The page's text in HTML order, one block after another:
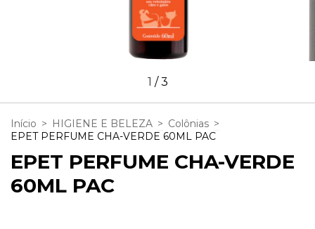
1 /3
Início > HIGIENE E BELEZA > Colônias >
EPET PERFUME CHA-VERDE 60ML PAC
EPET PERFUME CHA-VERDE
60ML PAC